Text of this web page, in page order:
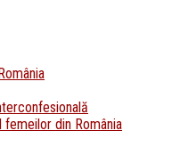
femeilor din România